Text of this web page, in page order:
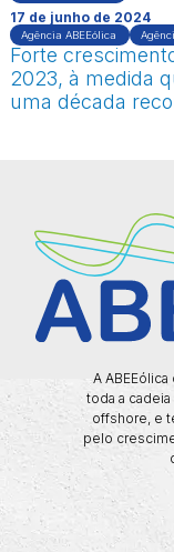
17 de junho de 2024
Agência ABEEólica
Forte
2023, à medida
uma década
A
toda a
offshore, e
pelo